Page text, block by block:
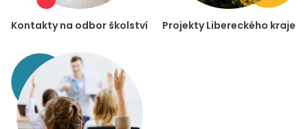
Kontakty na odbor školství Projekty Libereckého kraje